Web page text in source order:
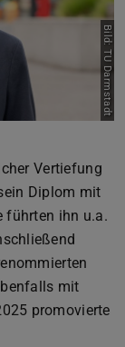
Bild: TU Darmstadt
Vertiefung
Diplom mit
führten ihn u.a.
mit
promovierte